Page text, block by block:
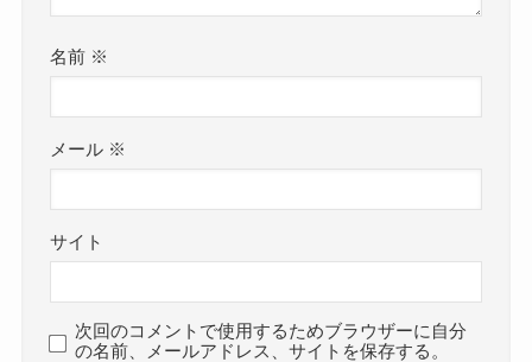
名前 ※
メール ※
サイト
次回のコメントで使用するためブラウザーに自分
の名前、メールアドレス、サイトを保存する。